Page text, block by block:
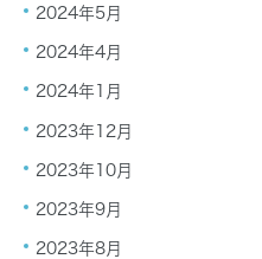
2024年5月
2024年4月
2024年1月
2023年12月
2023年10月
2023年9月
2023年8月